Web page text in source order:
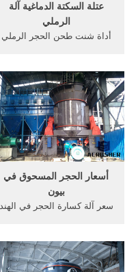
عتلة السكتة الدماغية آلة
الرملي
أداة شنت طحن الحجر الرملي
السكتة الدماغية آلة الرملي
محطة الفحم المسحوق كام
رمح آلة طحن عتلة السكتة
الدماغية آلة الرملي آلات ضخ
...
أسعار الحجر المسحوق في
بيون
سعر آلة كسارة الحجر في الهند
الهند. سعر آلة كسارة الحجر
في الهند في روبية. أسعار آلة